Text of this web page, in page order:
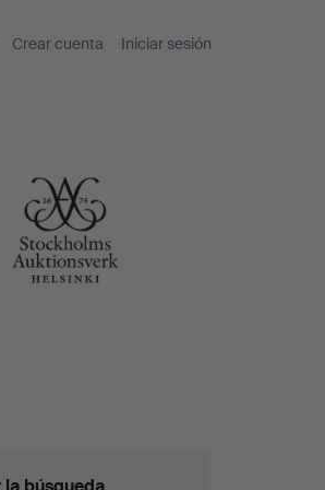
Crear cuenta Iniciar sesión